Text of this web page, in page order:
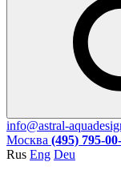
info@astral-
Москва (495) 795-
Rus Eng Deu